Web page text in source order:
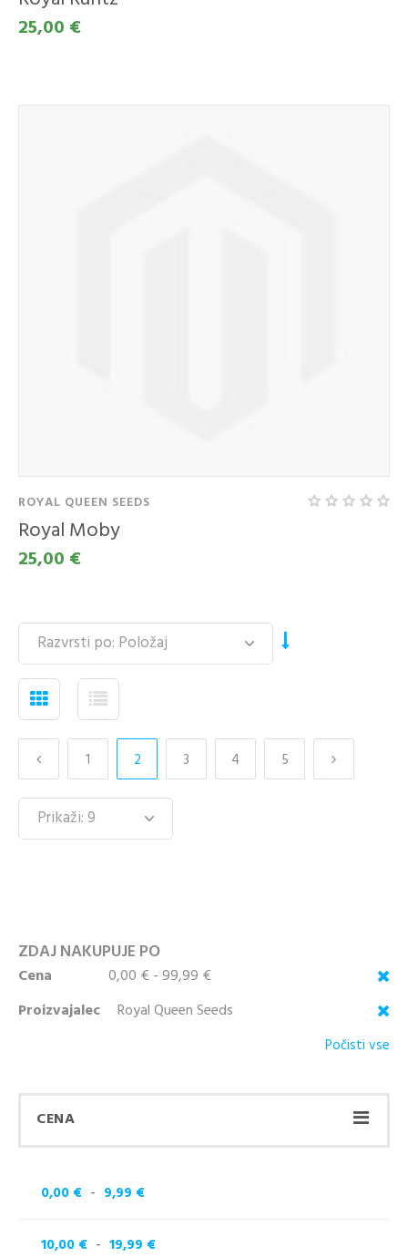
25,00 €
ROYAL QUEEN SEEDS
Royal Moby
25,00 €
1 2 3 4 5
ZDAJ NAKUPUJE PO
Cena
0,00 € - 99,99 €
Proizvajalec
Royal Queen Seeds
Počisti vse
CENA
0,00 € - 9,99 €
10,00 € - 19,99 €